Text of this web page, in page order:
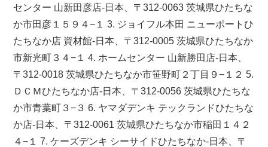
センター 山新田彦店-日本、〒312-0063 茨城県ひたちな
か市田彦１５９４−１ 3. ジョイフル本田 ニューポートひ
たちなか店 資材館-日本、〒312-0005 茨城県ひたちなか
市新光町３４−１ 4. ホームセンター 山新勝田店-日本、
〒312-0018 茨城県ひたちなか市笹野町２丁目９−１２ 5.
ＤＣＭひたちなか店-日本、〒312-0056 茨城県ひたちな
か市青葉町３−３ 6. ヤマダデンキ テックランドひたちな
か店-日本、〒312-0061 茨城県ひたちなか市稲田１４２
４−１ 7. ケーズデンキ シーサイドひたちなか-日本、〒